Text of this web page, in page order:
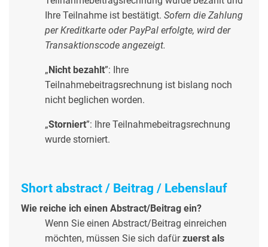
Ihre Teilnahme ist bestätigt. Sofern die Zahlung
per Kreditkarte oder PayPal erfolgte, wird der
Transaktionscode angezeigt.
„Nicht bezahlt”: Ihre
Teilnahmebeitragsrechnung ist bislang noch
nicht beglichen worden.
„Storniert”: Ihre Teilnahmebeitragsrechnung
wurde storniert.
Short abstract / Beitrag / Lebenslauf
Wie reiche ich einen Abstract/Beitrag ein?
Wenn Sie einen Abstract/Beitrag einreichen
möchten, müssen Sie sich dafürzuerst als